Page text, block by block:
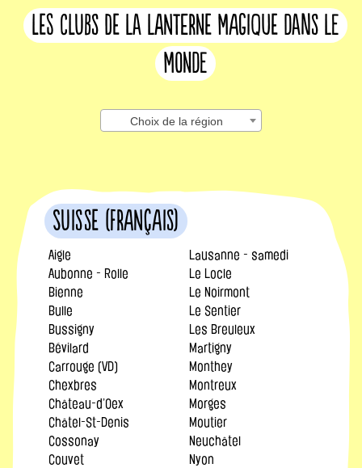
les clubs de la lanterne magique dans le
monde
Choix de la région
Suisse (français)
Aigle
Aubonne - Rolle
Bienne
Bulle
Bussigny
Bévilard
Carrouge (VD)
Chexbres
Château-d’Oex
Châtel-St-Denis
Cossonay
Couvet
Lausanne - samedi
Le Locle
Le Noirmont
Le Sentier
Les Breuleux
Martigny
Monthey
Montreux
Morges
Moutier
Neuchâtel
Nyon